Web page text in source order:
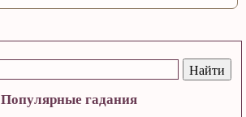
Популярные гадания